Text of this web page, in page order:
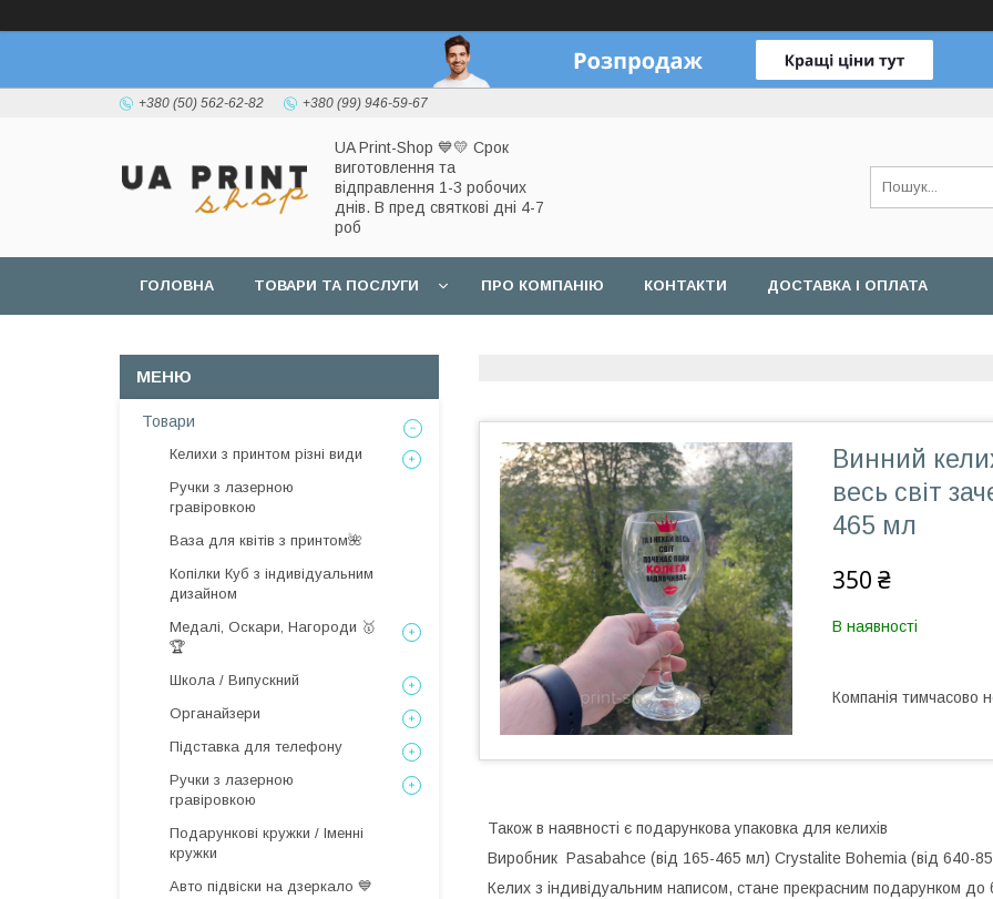
+380 (50) 562-62-82 +380 (99) 946-59-67
UA Print-Shop ​💙💛 Срок
виготовлення та
відправлення 1-3 робочих
днів. В пред святкові дні 4-7
роб
ГОЛОВНА ТОВАРИ ТА ПОСЛУГИ ПРО КОМПАНІЮ КОНТАКТИ ДОСТАВКА І ОПЛАТА
Винний
весь світ
465 мл
350 ₴
В наявності
Компанія тимчасово
Також в наявності є подарункова упаковка для келихів
Виробник Pasabahce (від 165-465 мл) Crystalite Bohemia (від 640-
Келих з індивідуальним написом, стане прекрасним подарунком до
Товари
Келихи з принтом різні види
Ручки з лазерною
гравіровкою
Ваза для квітів з принтом🌺
Копілки Куб з індивідуальним
дизайном
Медалі, Оскари, Нагороди 🥇
🏆
Школа / Випускний
Органайзери
Підставка для телефону
Ручки з лазерною
гравіровкою
Подарункові кружки / Іменні
кружки
Авто підвіски на дзеркало 💙